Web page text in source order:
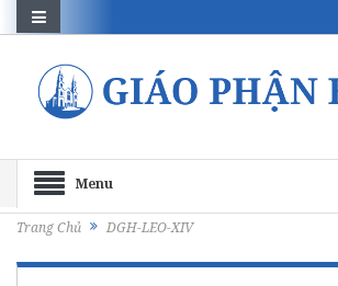
Menu
Trang Chủ DGH-LEO-XIV